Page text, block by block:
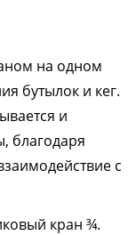
на одном
бутылок и кег.
и
благодаря
с
кран ¾.